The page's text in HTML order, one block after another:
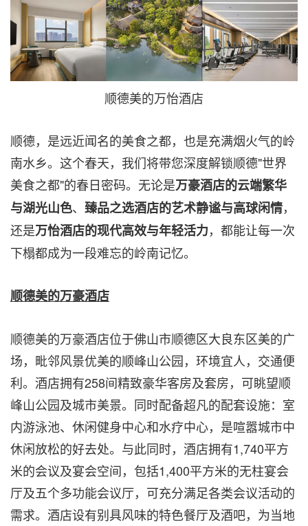
顺德美的万怡酒店
顺德，是远近闻名的美食之都，也是充满烟火气的岭
南水乡。这个春天，我们将带您深度解锁顺德"世界
美食之都"的春日密码。无论是万豪酒店的云端繁华
与湖光山色、 臻品之选酒店的艺术静谧与高球闲情，
还是万怡酒店的现代高效与年轻活力，都能让每一次
下榻都成为一段难忘的岭南记忆。
顺德美的万豪酒店
顺德美的万豪酒店位于佛山市顺德区大良东区美的广
场，毗邻风景优美的顺峰山公园，环境宜人，交通便
利。酒店拥有258间精致豪华客房及套房，可眺望顺
峰山公园及城市美景。同时配备超凡的配套设施：室
内游泳池、休闲健身中心和水疗中心，是喧嚣城市中
休闲放松的好去处。与此同时，酒店拥有1,740平方
米的会议及宴会空间，包括1,400平方米的无柱宴会
厅及五个多功能会议厅，可充分满足各类会议活动的
需求。酒店设有别具风味的特色餐厅及酒吧，为当地